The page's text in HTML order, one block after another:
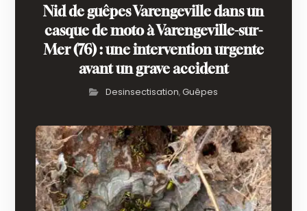
Nid de guêpes Varengeville dans un
casque de moto à Varengeville-sur-
Mer (76) : une intervention urgente
avant un grave accident
Desinsectisation,Guêpes